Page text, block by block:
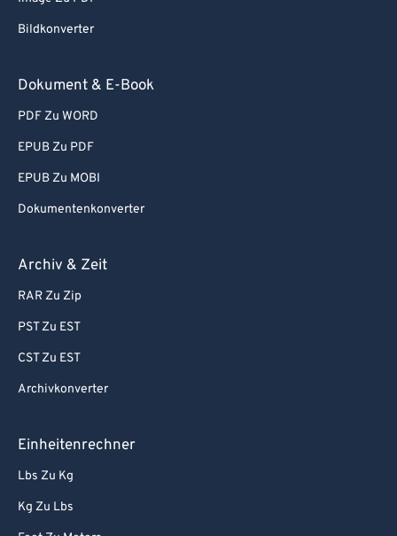
Bildkonverter
Dokument & E-Book
PDF Zu WORD
EPUB Zu PDF
EPUB Zu MOBI
Dokumentenkonverter
Archiv & Zeit
RAR Zu Zip
PST Zu EST
CST Zu EST
Archivkonverter
Einheitenrechner
Lbs Zu Kg
Kg Zu Lbs